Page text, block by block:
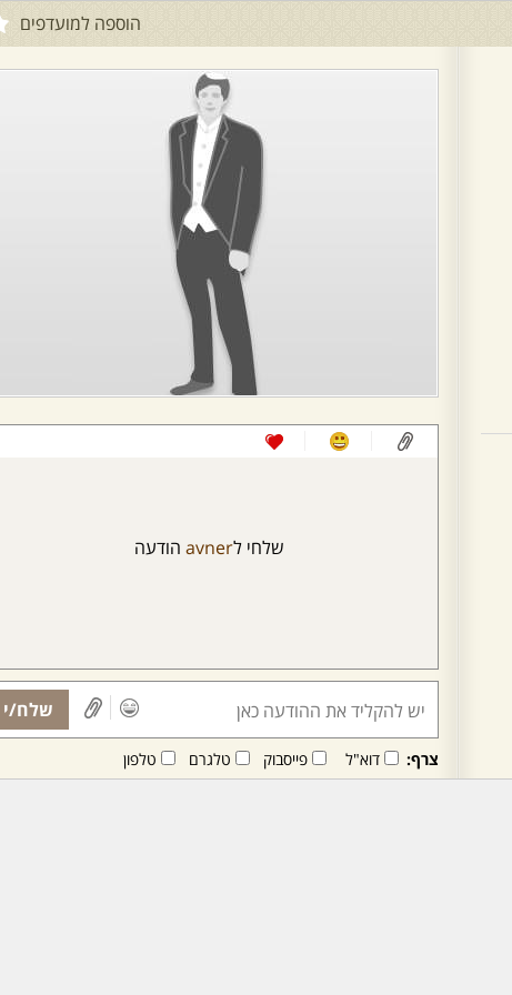
הוספה למועדפים
שלחי לavner הודעה
שלח/י
צרף: דוא"ל פייסבוק טלגרם טלפון